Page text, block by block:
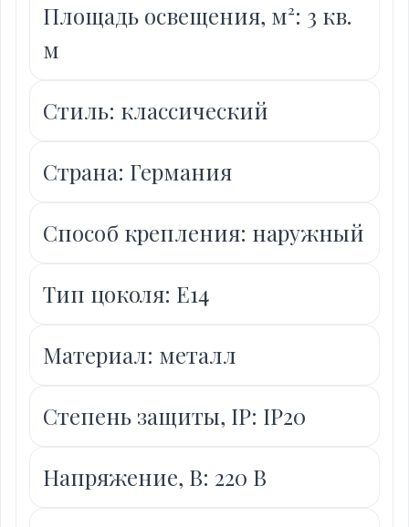
Площадь освещения, м²: 3 кв.
м
Стиль: классический
Страна: Германия
Способ крепления: наружный
Тип цоколя: Е14
Материал: металл
Степень защиты, IP: IP20
Напряжение, В: 220 В